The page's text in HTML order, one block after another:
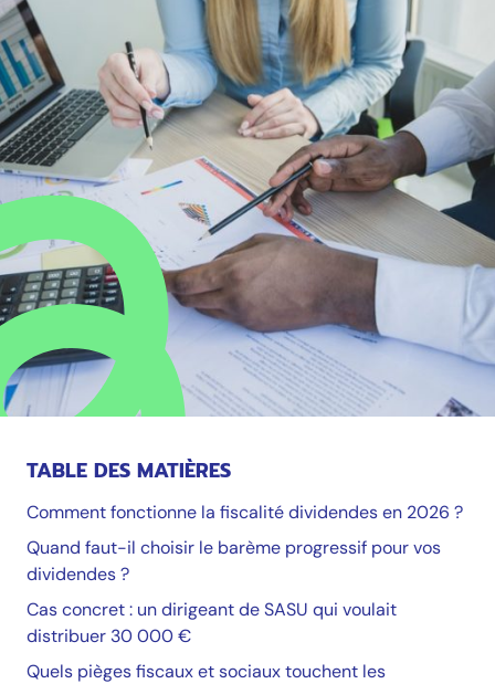
TABLE DES MATIÈRES
Comment fonctionne la fiscalité dividendes en 2026 ?
Quand faut-il choisir le barème progressif pour vos
dividendes ?
Cas concret : un dirigeant de SASU qui voulait
distribuer 30 000 €
Quels pièges fiscaux et sociaux touchent les